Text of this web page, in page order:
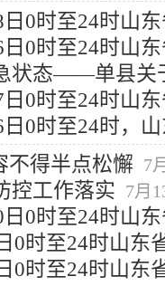
47例 8月2日 9:14
0时至24时山
7月29日 9:03
0时至24时山
7月27日 9:42
状态——单县关
0时至24时山
4例 7月18日 9:41
0时至24时，
不得半点松懈 7
控工作落实 7月
0时至24时山
7月11日 17:29
0时至24时山东
66例 7月8日 9:10
0时至24时山东